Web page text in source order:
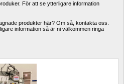
För att se ytterligare information
produkter här? Om så, kontakta oss.
information så är ni välkommen ringa